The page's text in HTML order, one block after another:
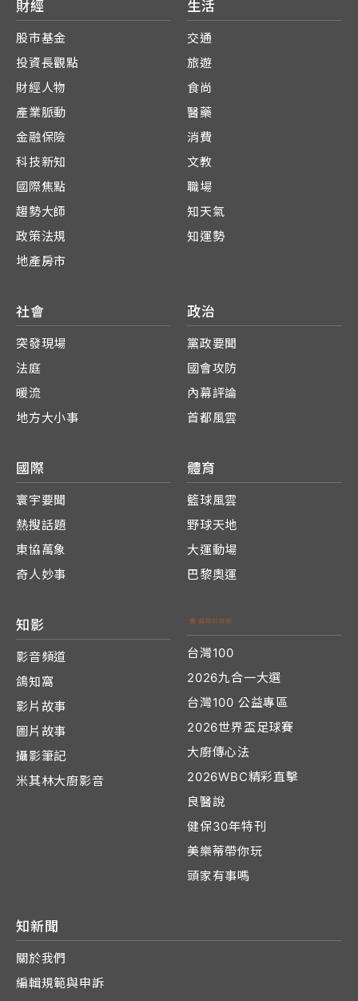
財經
股市基金
投資長觀點
財經人物
產業脈動
金融保險
科技新知
國際焦點
趨勢大師
政策法規
地產房市
生活
交通
旅遊
食尚
醫藥
消費
文教
職場
知天氣
知運勢
社會
突發現場
法庭
暖流
地方大小事
政治
黨政要聞
國會攻防
內幕評論
首都風雲
國際
寰宇要聞
熱搜話題
東協萬象
奇人妙事
體育
籃球風雲
野球天地
大運動場
巴黎奧運
知影
影音頻道
鴿知窩
影片故事
圖片故事
攝影筆記
米其林大廚影音
台灣100
2026九合一大選
台灣100 公益專區
2026世界盃足球賽
大廚傳心法
2026WBC精彩直擊
良醫說
健保30年特刊
美樂蒂帶你玩
頭家有事嗎
知新聞
關於我們
編輯規範與申訴